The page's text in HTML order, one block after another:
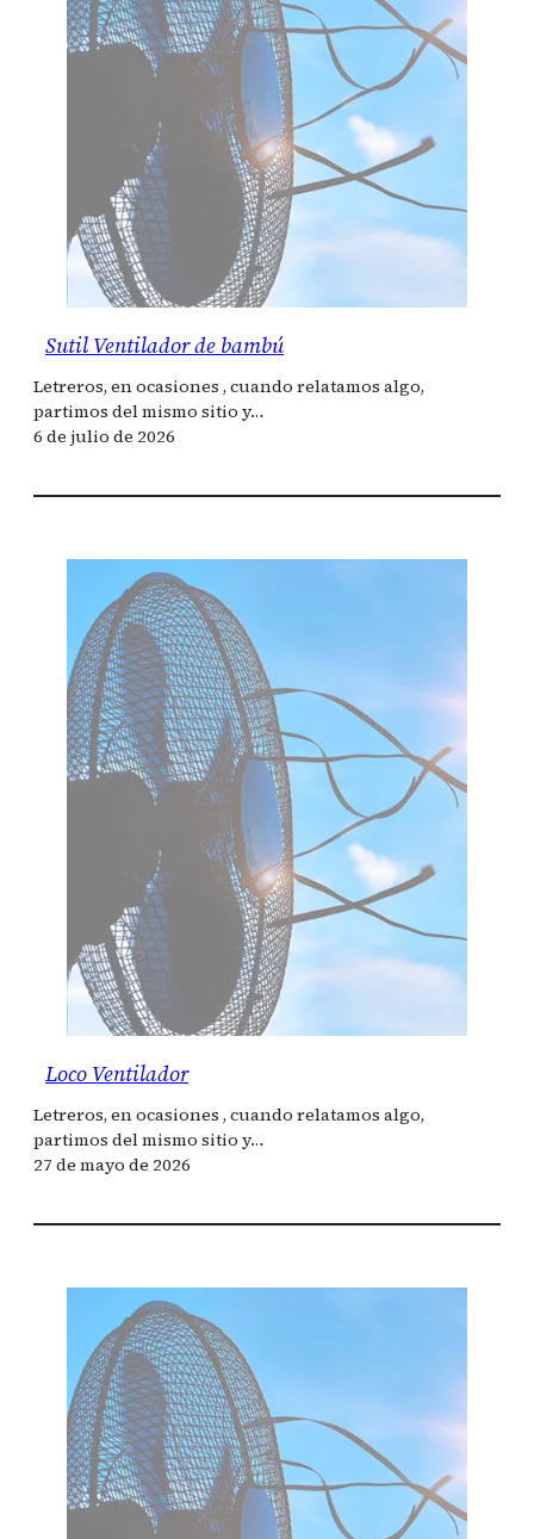
Sutil Ventilador de bambú
Letreros, en ocasiones , cuando relatamos algo,
partimos del mismo sitio y…
6 de julio de 2026
Loco Ventilador
Letreros, en ocasiones , cuando relatamos algo,
partimos del mismo sitio y…
27 de mayo de 2026